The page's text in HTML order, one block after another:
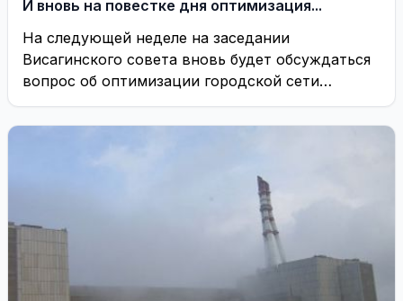
И вновь на повестке дня оптимизация...
На следующей неделе на заседании
Висагинского совета вновь будет обсуждаться
вопрос об оптимизации городской сети
просвещения